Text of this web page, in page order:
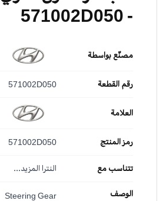
- 571002D050
مصنّع بواسطة
رقم القطعة 571002D050
العلامة
رمز المنتج 571002D050
تتناسب مع النترا المزيد...
الوصف
Steering Gear